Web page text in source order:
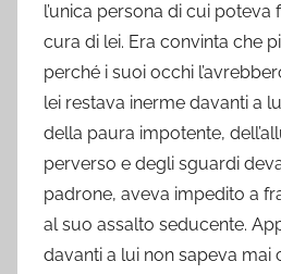
l’unica persona di cui
cura di lei. Era convinta che
perché i suoi occhi
lei restava inerme davanti a
della paura impotente,
perverso e degli sguardi
padrone, aveva impedito a
al suo assalto seducente.
davanti a lui non sapeva mai